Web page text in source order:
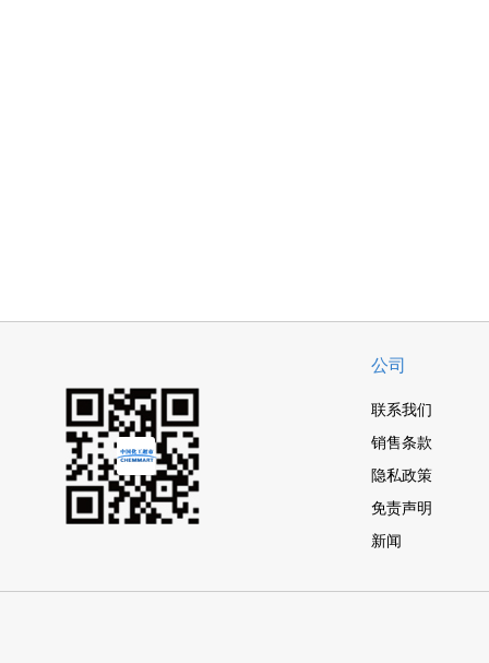
公司
联系我们
销售条款
隐私政策
免责声明
新闻